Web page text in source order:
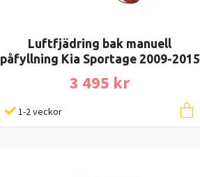
Luftfjädring bak manuell
påfyllning Kia Sportage 2009-2015
3 495 kr
1-2 veckor